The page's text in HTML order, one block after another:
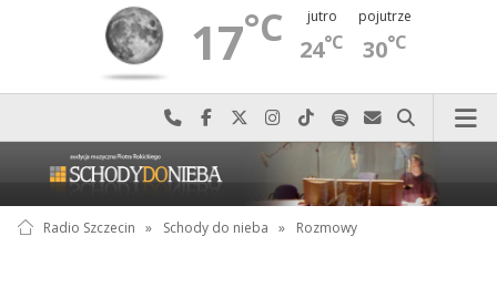
17°C jutro
24°C
pojutrze
30°C
Najlepiej po prostu do nas zadzwoń
Odwiedź nas na Facebook-u
Odwiedź nas na X
Odwiedź nas na Instagram-ie
Odwiedź nas na TikTok-u
Szukaj nas na Spotify
Wyślij do nas
Szukaj
Radio Szczecin » Schody do nieba » Rozmowy